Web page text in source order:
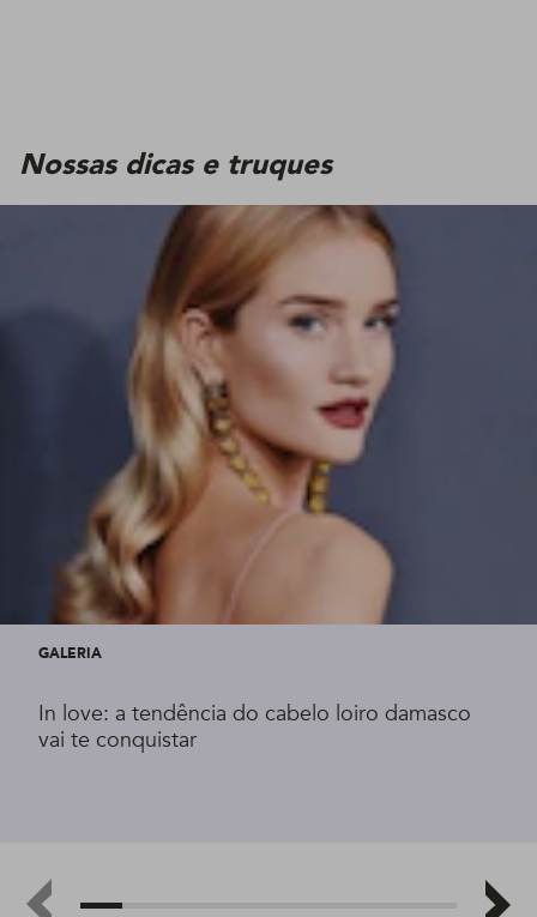
Nossas dicas e truques
GALERIA
In love: a tendência do cabelo loiro damasco
vai te conquistar